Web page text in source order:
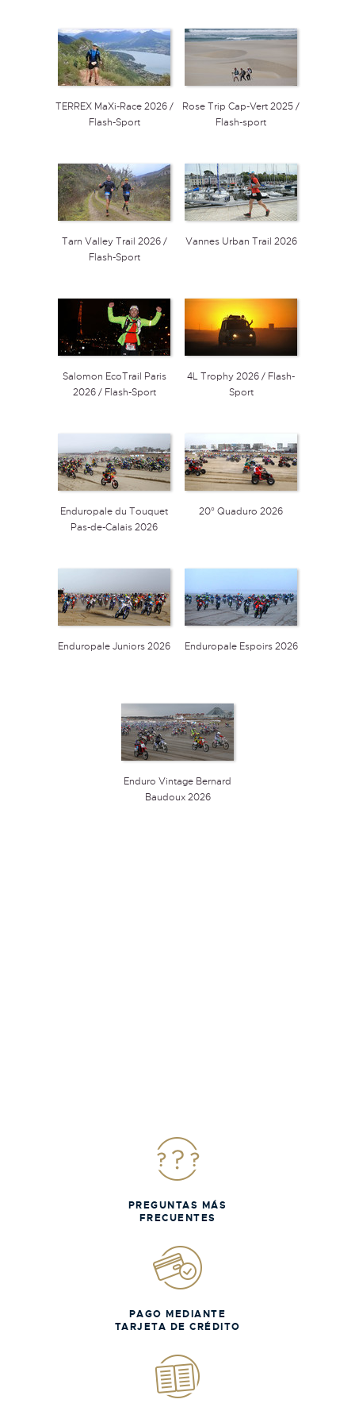
TERREX MaXi-Race 2026 /
Flash-Sport
Rose Trip Cap-Vert 2025 /
Flash-sport
Tarn Valley Trail 2026 /
Flash-Sport
Vannes Urban Trail 2026
Salomon EcoTrail Paris
2026 / Flash-Sport
4L Trophy 2026 / Flash-
Sport
Enduropale du Touquet
Pas-de-Calais 2026
20° Quaduro 2026
Enduropale Juniors 2026 Enduropale Espoirs 2026
Enduro Vintage Bernard
Baudoux 2026
PREGUNTAS MÁS
FRECUENTES
PAGO MEDIANTE
TARJETA DE CRÉDITO